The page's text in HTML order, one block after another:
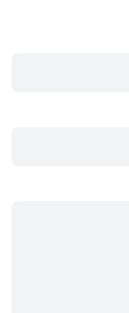
دارند، انتشار نمی‌یابند